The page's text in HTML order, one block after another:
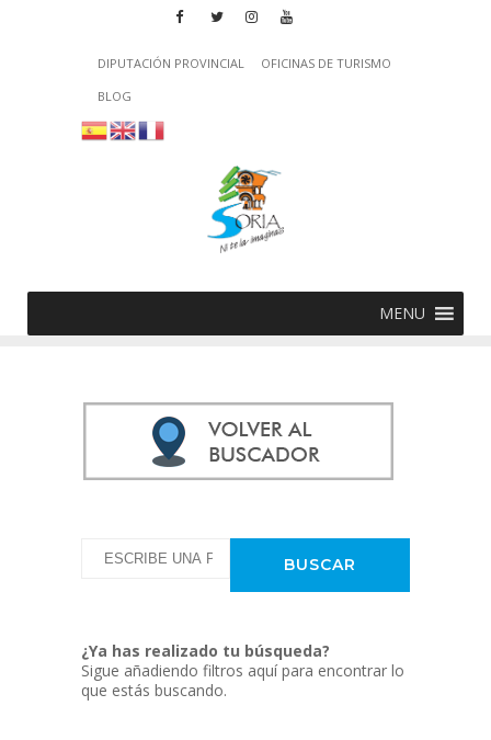
DIPUTACIÓN PROVINCIAL
OFICINAS DE TURISMO
BLOG
MENU
¿Ya has realizado tu búsqueda?
Sigue añadiendo filtros aquí para encontrar lo
que estás buscando.